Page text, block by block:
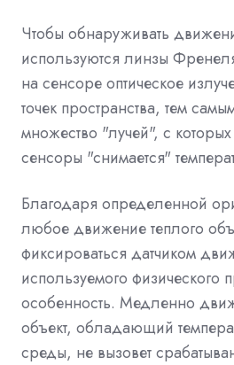
Чтобы обнаруживать
используются линзы
на сенсоре оптическое
точек пространства, тем
множество "лучей", с
сенсоры "снимается"
Благодаря определенной
любое движение теплого
фиксироваться датчиком
используемого физического
особенность. Медленно
объект, обладающий
среды, не вызовет